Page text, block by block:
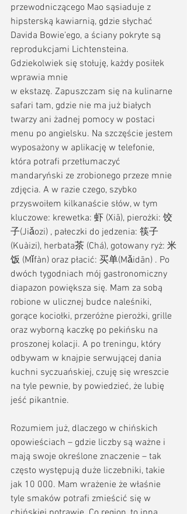
przewodniczącego Mao sąsiaduje z
hipsterską kawiarnią, gdzie słychać
Davida Bowie’ego, a ściany pokryte są
reprodukcjami Lichtensteina.
Gdziekolwiek się stołuję, każdy posiłek
wprawia mnie
w ekstazę. Zapuszczam się na kulinarne
safari tam, gdzie nie ma już białych
twarzy ani żadnej pomocy w postaci
menu po angielsku. Na szczęście jestem
wyposażony w aplikację w telefonie,
która potrafi przetłumaczyć
mandaryński ze zrobionego przeze mnie
zdjęcia. A w razie czego, szybko
przyswoiłem kilkanaście słów, w tym
kluczowe: krewetka: 虾 (Xiā), pierożki: 饺
子(Jiǎozi) , pałeczki do jedzenia: 筷子
(Kuàizi), herbata茶 (Chá), gotowany ryż: 米
饭 (Mǐfàn) oraz płacić: 买单(Mǎidān) . Po
dwóch tygodniach mój gastronomiczny
diapazon powiększa się. Mam za sobą
robione w ulicznej budce naleśniki,
gorące kociołki, przeróżne pierożki, grille
oraz wyborną kaczkę po pekińsku na
proszonej kolacji. A po treningu, który
odbywam w knajpie serwującej dania
kuchni syczuańskiej, czuję się wreszcie
na tyle pewnie, by powiedzieć, że lubię
jeść pikantnie.
Rozumiem już, dlaczego w chińskich
opowieściach – gdzie liczby są ważne i
mają swoje określone znaczenie – tak
często występują duże liczebniki, takie
jak 10 000. Mam wrażenie że właśnie
tyle smaków potrafi zmieścić się w